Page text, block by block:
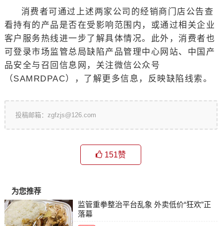
消费者可通过上述两家公司的经销商门店公告查
看持有的产品是否在受影响范围内，或通过相关企业
客户服务热线进一步了解具体情况。此外，消费者也
可登录市场监管总局缺陷产品管理中心网站、中国产
品安全与召回信息网，关注微信公众号
（SAMRDPAC），了解更多信息，反映缺陷线索。
投稿邮箱：zgfzjs@126.com
151赞
为您推荐
监管重拳整治平台乱象 外卖低价“狂欢”正
落幕